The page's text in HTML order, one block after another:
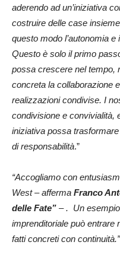
aderendo ad un’iniziativa
costruire delle case
questo modo l’autonomia
Questo è solo il primo
possa crescere nel tempo,
concreta la collaborazione
realizzazioni condivise. I
condivisione e convivialità,
iniziativa possa
di responsabilità.”
“Accogliamo con
West – afferma Franco
delle Fate” – . Un
imprenditoriale può entrare
fatti concreti con continuità.”